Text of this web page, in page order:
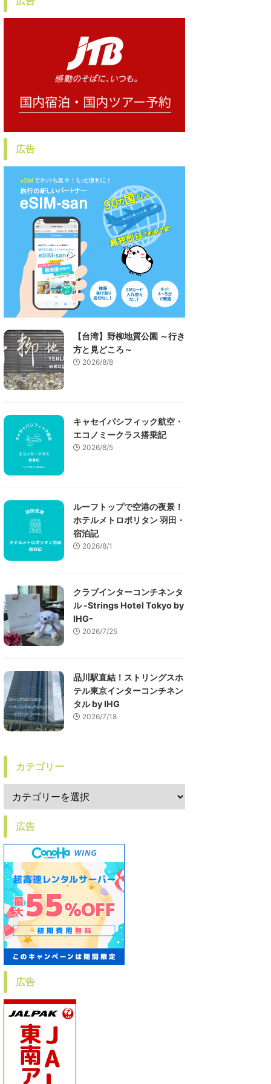
広告
【台湾】野柳地質公園 ～行き
方と見どころ～
2026/8/8
キャセイパシフィック航空・
エコノミークラス搭乗記
2026/8/5
ルーフトップで空港の夜景！
ホテルメトロポリタン 羽田・
宿泊記
2026/8/1
クラブインターコンチネンタ
ル -Strings Hotel Tokyo by
IHG-
2026/7/25
品川駅直結！ストリングスホ
テル東京インターコンチネン
タル by IHG
2026/7/18
カテゴリー
広告
広告